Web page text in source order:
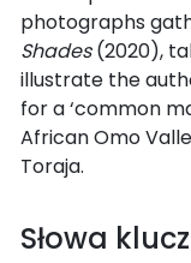
photographs
Shades(2020),
illustrate the
for a ‘common
African Omo
Toraja.
Słowa